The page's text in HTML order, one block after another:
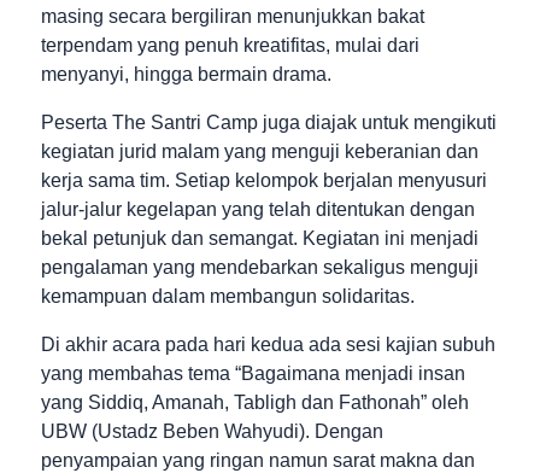
masing secara bergiliran menunjukkan bakat
terpendam yang penuh kreatifitas, mulai dari
menyanyi, hingga bermain drama.
Peserta The Santri Camp juga diajak untuk mengikuti
kegiatan jurid malam yang menguji keberanian dan
kerja sama tim. Setiap kelompok berjalan menyusuri
jalur-jalur kegelapan yang telah ditentukan dengan
bekal petunjuk dan semangat. Kegiatan ini menjadi
pengalaman yang mendebarkan sekaligus menguji
kemampuan dalam membangun solidaritas.
Di akhir acara pada hari kedua ada sesi kajian subuh
yang membahas tema “Bagaimana menjadi insan
yang Siddiq, Amanah, Tabligh dan Fathonah” oleh
UBW (Ustadz Beben Wahyudi). Dengan
penyampaian yang ringan namun sarat makna dan